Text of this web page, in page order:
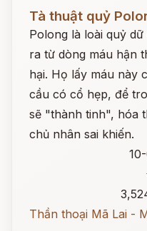
Tà thuật quỷ
Polong là loài quỷ
ra từ dòng máu hận
hại. Họ lấy máu này
cầu có cổ hẹp, để
sẽ "thành tinh", hóa
chủ nhân sai khiến.
Thần thoại Mã Lai -